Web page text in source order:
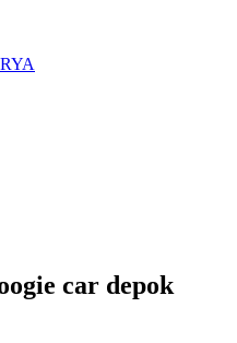
car depok